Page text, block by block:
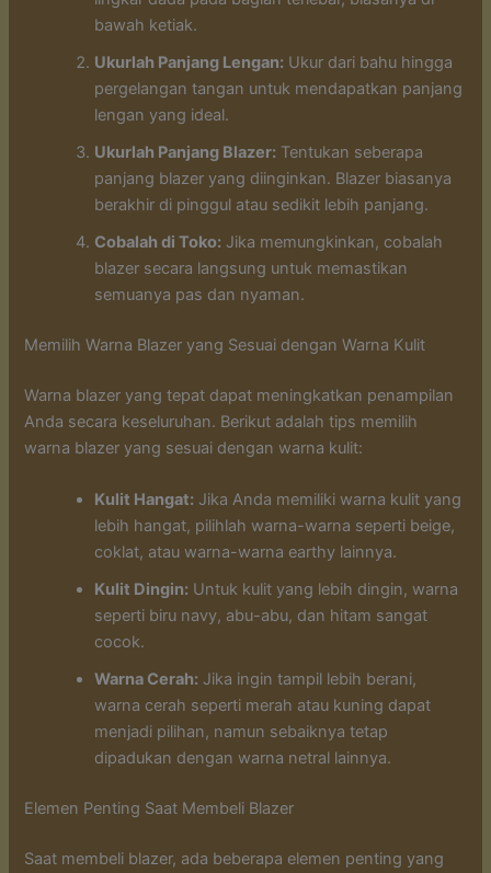
bawah ketiak.
Ukurlah Panjang Lengan: Ukur dari bahu hingga
pergelangan tangan untuk mendapatkan panjang
lengan yang ideal.
Ukurlah Panjang Blazer: Tentukan seberapa
panjang blazer yang diinginkan. Blazer biasanya
berakhir di pinggul atau sedikit lebih panjang.
Cobalah di Toko: Jika memungkinkan, cobalah
blazer secara langsung untuk memastikan
semuanya pas dan nyaman.
Memilih Warna Blazer yang Sesuai dengan Warna Kulit
Warna blazer yang tepat dapat meningkatkan penampilan
Anda secara keseluruhan. Berikut adalah tips memilih
warna blazer yang sesuai dengan warna kulit:
Kulit Hangat: Jika Anda memiliki warna kulit yang
lebih hangat, pilihlah warna-warna seperti beige,
coklat, atau warna-warna earthy lainnya.
Kulit Dingin: Untuk kulit yang lebih dingin, warna
seperti biru navy, abu-abu, dan hitam sangat
cocok.
Warna Cerah: Jika ingin tampil lebih berani,
warna cerah seperti merah atau kuning dapat
menjadi pilihan, namun sebaiknya tetap
dipadukan dengan warna netral lainnya.
Elemen Penting Saat Membeli Blazer
Saat membeli blazer, ada beberapa elemen penting yang